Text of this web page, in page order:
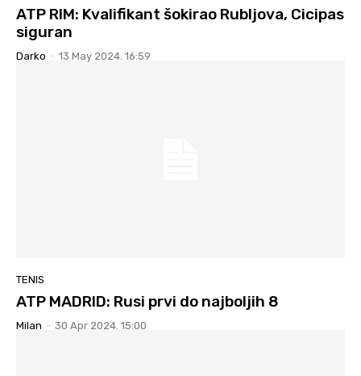
ATP RIM: Kvalifikant šokirao Rubljova, Cicipas
siguran
Darko - 13 May 2024. 16:59
TENIS
ATP MADRID: Rusi prvi do najboljih 8
Milan - 30 Apr 2024. 15:00